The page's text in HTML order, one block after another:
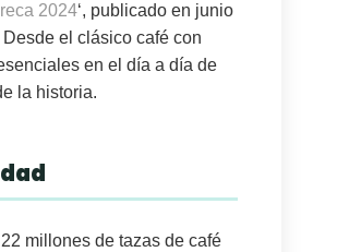
2024‘, publicado en junio
el clásico café con
en el día a día de
la historia.
22 millones de tazas de café